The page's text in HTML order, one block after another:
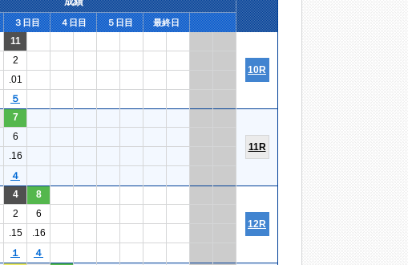
３日目 ４日目 ５日目 最終日
11
10R
2
.01
５
7
11R
6
.16
４
4 8
12R
2
6
.15
.16
１ ４